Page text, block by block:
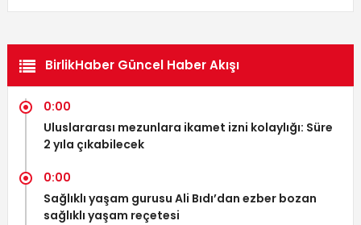
BirlikHaber Güncel Haber Akışı
0:00
Uluslararası mezunlara ikamet izni kolaylığı: Süre
2 yıla çıkabilecek
0:00
Sağlıklı yaşam gurusu Ali Bıdı’dan ezber bozan
sağlıklı yaşam reçetesi